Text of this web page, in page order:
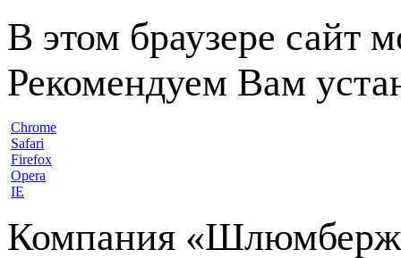
В этом браузере сайт
Рекомендуем Вам
Chrome
Safari
Firefox
Opera
IE
Компания